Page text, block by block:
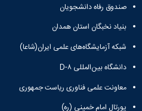
صندوق رفاه دانشجویان
بنیاد نخبگان استان همدان
شبکه آزمایشگاه‌های علمی ایران(شاعا)
دانشگاه بین‌المللی D-۸
معاونت علمی فناوری ریاست جمهوری
پورتال امام خمینی (ره)